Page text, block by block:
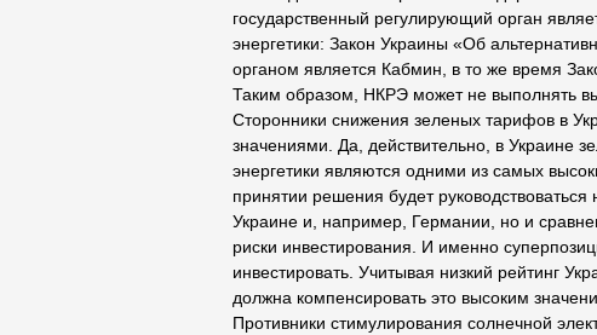
государственный регулирующий орган
энергетики: Закон Украины «Об
органом является Кабмин, в то же время
Таким образом, НКРЭ может не выполнять
Сторонники снижения зеленых тарифов в
значениями. Да, действительно, в Украине
энергетики являются одними из самых
принятии решения будет
Украине и, например, Германии, но и
риски инвестирования. И именно
инвестировать. Учитывая низкий рейтинг
должна компенсировать это высоким
Противники стимулирования солнечной